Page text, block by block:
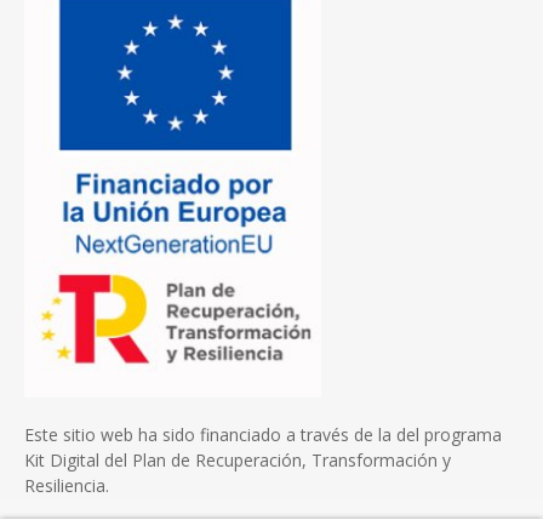
Este sitio web ha sido financiado a través de la del programa
Kit Digital del Plan de Recuperación, Transformación y
Resiliencia.